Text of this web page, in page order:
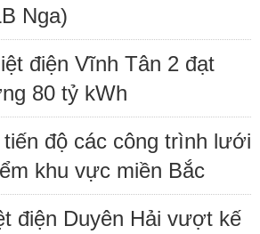
Nga)
điện Vĩnh Tân 2 đạt
80 tỷ kWh
độ các công trình lưới
khu vực miền Bắc
điện Duyên Hải vượt kế